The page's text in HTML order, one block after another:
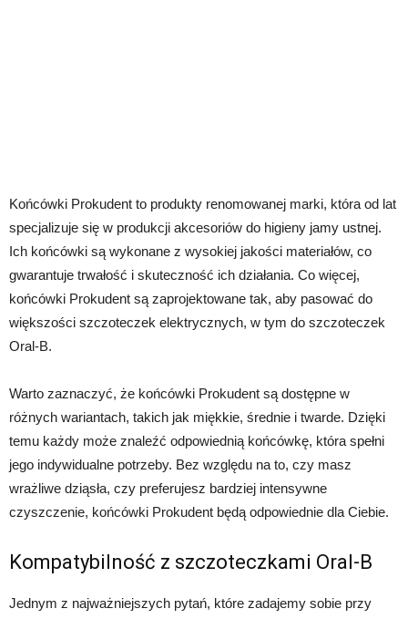
Końcówki Prokudent to produkty renomowanej marki, która od lat
specjalizuje się w produkcji akcesoriów do higieny jamy ustnej.
Ich końcówki są wykonane z wysokiej jakości materiałów, co
gwarantuje trwałość i skuteczność ich działania. Co więcej,
końcówki Prokudent są zaprojektowane tak, aby pasować do
większości szczoteczek elektrycznych, w tym do szczoteczek
Oral-B.
Warto zaznaczyć, że końcówki Prokudent są dostępne w
różnych wariantach, takich jak miękkie, średnie i twarde. Dzięki
temu każdy może znaleźć odpowiednią końcówkę, która spełni
jego indywidualne potrzeby. Bez względu na to, czy masz
wrażliwe dziąsła, czy preferujesz bardziej intensywne
czyszczenie, końcówki Prokudent będą odpowiednie dla Ciebie.
Kompatybilność z szczoteczkami Oral-B
Jednym z najważniejszych pytań, które zadajemy sobie przy